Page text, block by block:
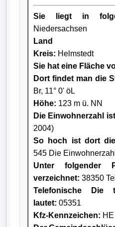
Sie liegt in
Niedersachsen
Land
Kreis: Helmstedt
Sie hat eine Fläche
Dort findet man die
Br, 11° 0' öL
Höhe: 123 m ü. NN
Die Einwohnerzahl
2004)
So hoch ist dort
545 Die
Unter
verzeichnet: 38350
Telefonische Die
lautet: 05351
Kfz-Kennzeichen: HE